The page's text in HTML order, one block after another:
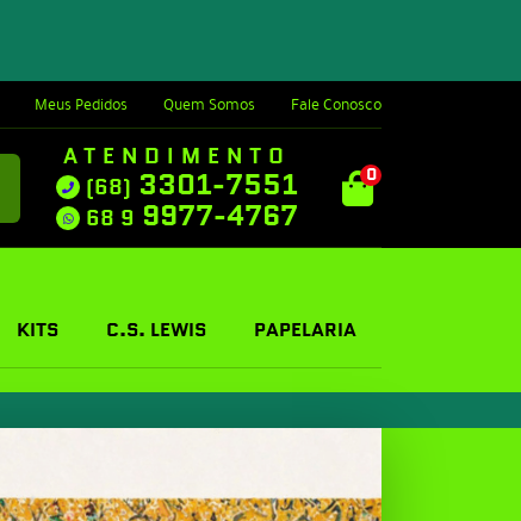
Meus Pedidos Quem Somos Fale Conosco
ATENDIMENTO
(68) 3301-7551
68 9 9977-4767
0
KITS C.S. LEWIS PAPELARIA